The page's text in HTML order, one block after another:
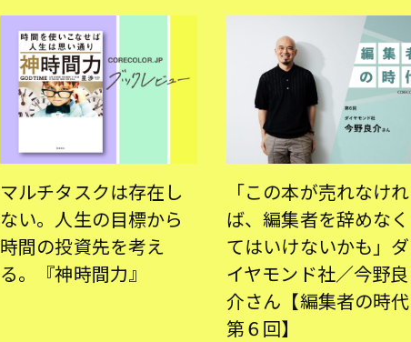
マルチタスクは存在し
ない。人生の目標から
時間の投資先を考え
る。『神時間力』
「この本が売れなけれ
ば、編集者を辞めなく
てはいけないかも」ダ
イヤモンド社／今野良
介さん【編集者の時代
第６回】